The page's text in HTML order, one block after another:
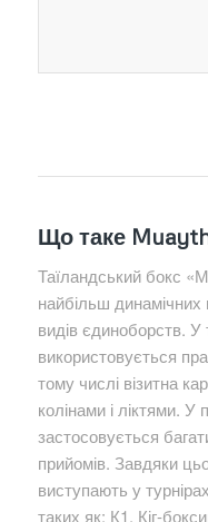
Що таке
Таїландський бокс
найбільш
видів єдиноборств. У
використовується
тому числі візитна
колінами і ліктями. У
застосовується
прийомів. Завдяки
виступають у
таких як: К1, Кіг-